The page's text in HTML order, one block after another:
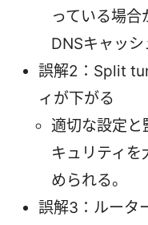
っている場合
DNSキャッシ
誤解2：Split
ィが下がる
適切な設定と
キュリティ
められる。
誤解3：ルータ